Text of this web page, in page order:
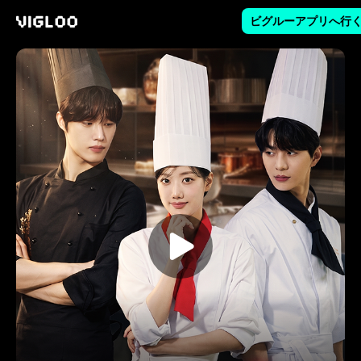
ビグルーアプリへ行